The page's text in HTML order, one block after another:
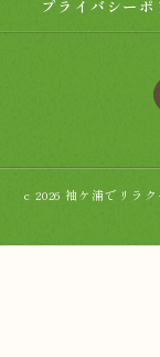
プライバシーポ
c 2026 袖ケ浦でリラ